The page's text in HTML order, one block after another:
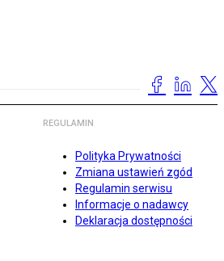
REGULAMIN
Polityka Prywatności
Zmiana ustawień zgód
Regulamin serwisu
Informacje o nadawcy
Deklaracja dostępności